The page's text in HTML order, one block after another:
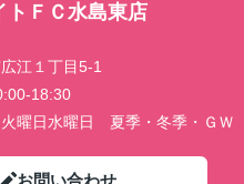
トＦＣ水島東店
江１丁目5-1
18:30
曜日水曜日 夏季・冬季・ＧＷ
お問い合わせ